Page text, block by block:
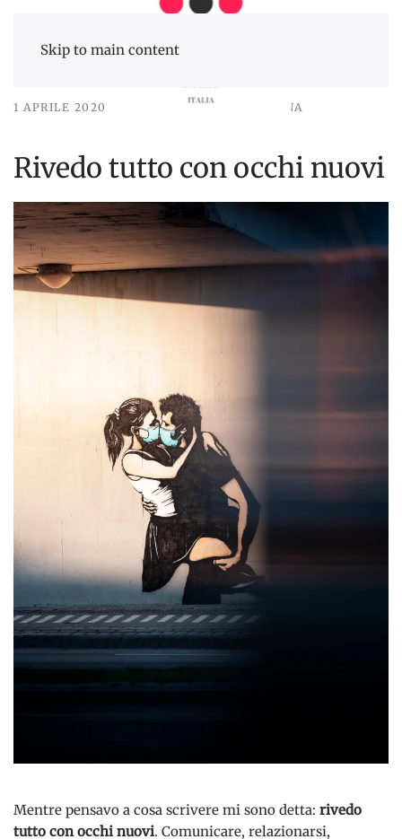
Skip to main content
1 APRILE 2020 PSICHE ERA UNA DONNA
Rivedo tutto con occhi nuovi
Mentre pensavo a cosa scrivere mi sono detta: rivedo
tutto con occhi nuovi. Comunicare, relazionarsi,